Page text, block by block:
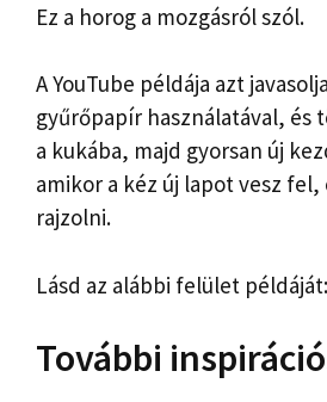
Ez a horog a mozgásról szól.
A YouTube példája azt
gyűrőpapír használatával, és
a kukába, majd gyorsan új
amikor a kéz új lapot vesz fel,
rajzolni.
Lásd az alábbi felület példáját:
További